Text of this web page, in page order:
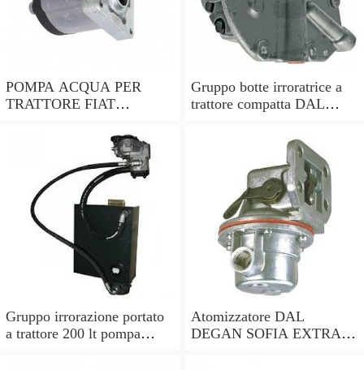
POMPA ACQUA PER
TRATTORE FIAT
Gruppo botte irroratrice a
trattore compatta DAL
Gruppo irrorazione portato
a trattore 200 lt pompa
Atomizzatore DAL
DEGAN SOFIA EXTRA